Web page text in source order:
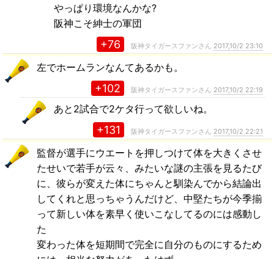
やっぱり環境なんかな?
阪神こそ紳士の軍団
+76 阪神タイガースファンさん 2017,10/2 23:10
左でホームランなんてあるかも。
+102 阪神タイガースファンさん 2017,10/2 22:19
あと2試合で2ケタ行って欲しいね。
+131 阪神タイガースファンさん 2017,10/2 22:21
監督が選手にウエートを押しつけて体を大きくさせ
たせいで若手が云々、みたいな謎の主張を見るたび
に、彼らが変えた体にちゃんと馴染んでから結論出
してくれと思っちゃうんだけど、中堅たちが今季揃
って新しい体を素早く使いこなしてるのには感動し
た
変わった体を短期間で完全に自分のものにするため